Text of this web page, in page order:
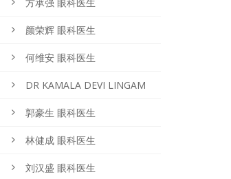
颜荣辉 眼科医生
何维安 眼科医生
DR KAMALA DEVI LINGAM
郭豪生 眼科医生
林健成 眼科医生
刘汉盛 眼科医生